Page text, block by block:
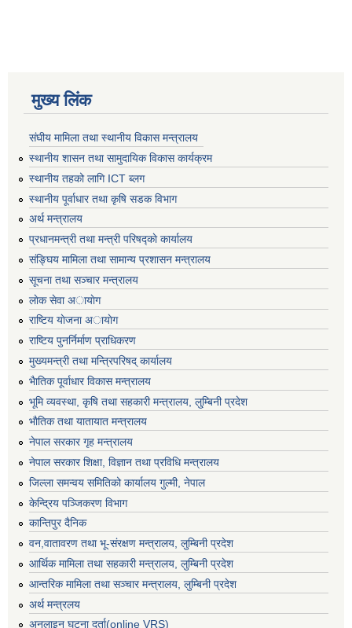
मुख्य लिंक
संघीय मामिला तथा स्थानीय विकास मन्त्रालय
स्थानीय शासन तथा सामुदायिक विकास कार्यक्रम
स्थानीय तहको लागि ICT ब्लग
स्थानीय पूर्वाधार तथा कृषि सडक विभाग
अर्थ मन्त्रालय
प्रधानमन्त्री तथा मन्त्री परिषद्काे कार्यालय
संङ्घिय मामिला तथा सामान्य प्रशासन मन्त्रालय
सूचना तथा सञ्चार मन्त्रालय
लाेक सेवा अायाेग
राष्टिय याेजना अायाेग
राष्टिय पुनर्निर्माण प्राधिकरण
मुख्यमन्त्री तथा मन्त्रिपरिषद् कार्यालय
भैातिक पूर्वाधार विकास मन्त्रालय
भूमि व्यवस्था, कृषि तथा सहकारी मन्त्रालय, लु्म्बिनी प्रदेश
भाैतिक तथा यातायात मन्त्रालय
नेपाल सरकार गृह मन्त्रालय
नेपाल सरकार शिक्षा, विज्ञान तथा प्रविधि मन्त्रालय
जिल्ला समन्वय समितिको कार्यालय गुल्मी, नेपाल
केन्द्रिय पञ्जिकरण विभाग
कान्तिपुर दैनिक
वन,वातावरण तथा भू-संरक्षण मन्त्रालय, लुम्बिनी प्रदेश
आर्थिक मामिला तथा सहकारी मन्त्रालय, लुम्बिनी प्रदेश
आन्तरिक मामिला तथा सञ्चार मन्त्रालय, लुम्बिनी प्रदेश
अर्थ मन्त्रलय
अनलाइन घटना दर्ता(online VRS)